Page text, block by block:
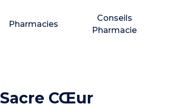
Pharmacies
Conseils
Pharmacie
CŒur